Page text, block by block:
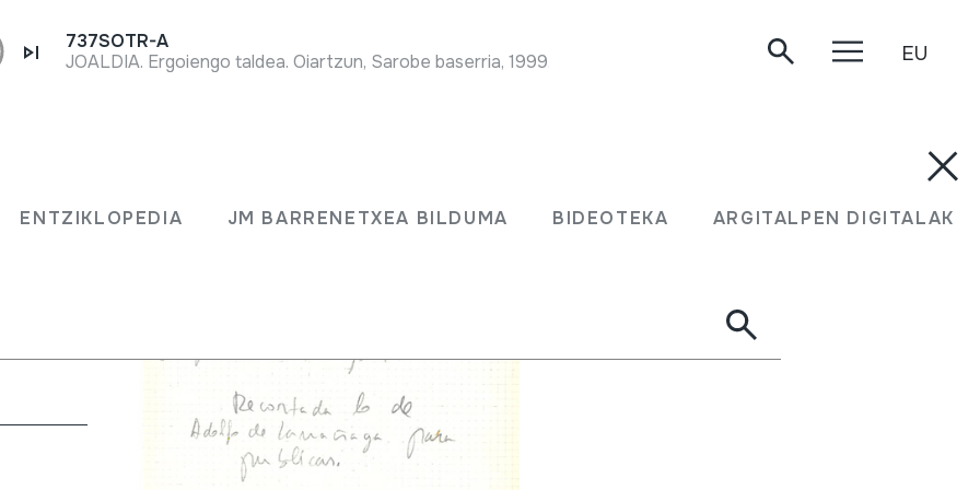
ENTZIKLOPEDIA JM BARRENETXEA BILDUMA BIDEOTEKA ARGITALPEN DIGITALAK
737SOTR-A
JOALDIA. Ergoiengo taldea. Oiartzun, Sarobe baserria, 1999.
EU